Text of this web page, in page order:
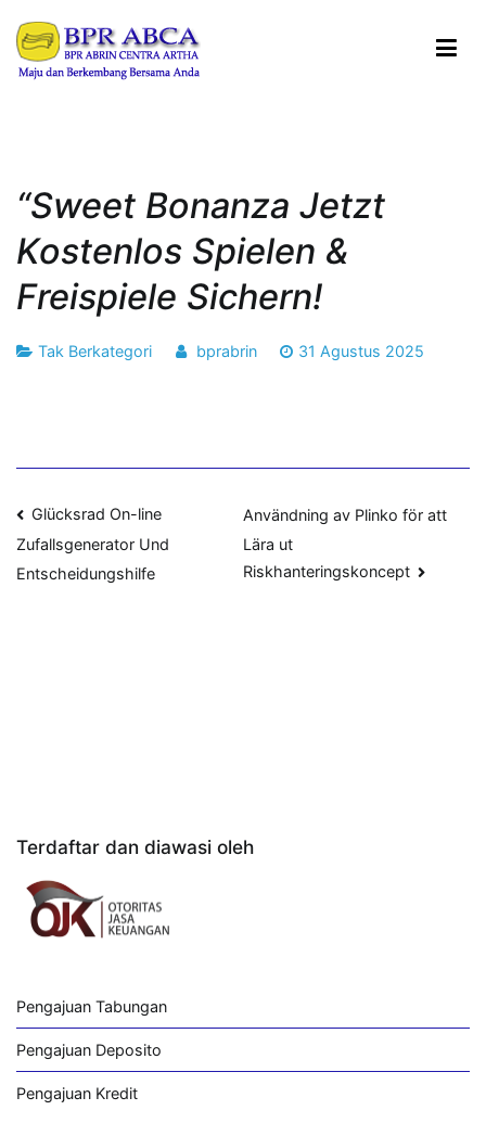
konten
“Sweet Bonanza Jetzt
Kostenlos Spielen &
Freispiele Sichern!
Tak Berkategori bprabrin 31 Agustus 2025
Navigasi
pos
Glücksrad On-line
Zufallsgenerator Und
Entscheidungshilfe
Användning av Plinko för att
Lära ut
Riskhanteringskoncept
Terdaftar dan diawasi oleh
Pengajuan Tabungan
Pengajuan Deposito
Pengajuan Kredit